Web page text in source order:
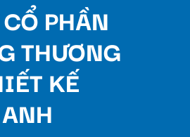
PHẦN
THƯƠNG
KẾ